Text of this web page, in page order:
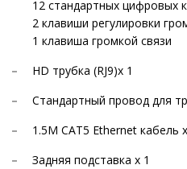
12 стандартных цифровых
2 клавиши регулировки
1 клавиша громкой связи
HD трубка (RJ9)x 1
Стандартный провод для
1.5M CAT5 Ethernet кабель
Задняя подставка x 1